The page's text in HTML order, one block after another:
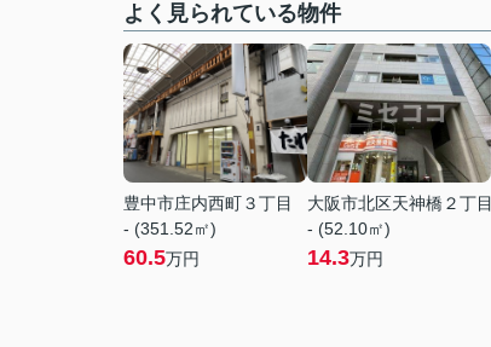
よく見られている物件
豊中市庄内西町３丁目
- (351.52㎡)
60.5万円
大阪市北区天神橋２丁目
- (52.10㎡)
14.3万円